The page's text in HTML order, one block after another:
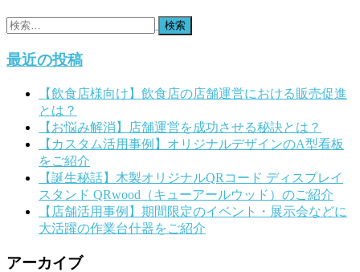
検
最近の投稿
【飲食店様向け】飲食店の店舗運営における販売促進
とは？
【お悩み解消】店舗運営を成功させる秘訣とは？
【カスタム活用事例】オリジナルデザインのA型看板
をご紹介
【誕生秘話】木製オリジナルQRコード ディスプレイ
スタンド QRwood（キューアールウッド）のご紹介
【店舗活用事例】期間限定のイベント・展示会などに
大活躍の作業台什器をご紹介
アーカイブ